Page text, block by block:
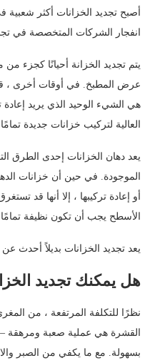
أصبح تجديد الخزانات أكثر شعبية
انفجار الشركات المتخصصة في
يتم تجديد الخزانة أحيانًا كجزء
عرض المطبخ. في أوقات أخرى ،
هي الشيء الوحيد الذي يريد إعادة
العالية لتركيب خزانات جديدة
يعد دهان الخزانات إحدى الطرق
الموجودة. في حين أن خزانات
أو إعادة تركيبها ، إلا أنها قد
الأسطح يجب أن تكون نظيفة
يعد تجديد الخزانات بديلاً أحدث عن
هل يمكنك تجديد
نظرًا للتكلفة المرتفعة ، من
القشرة هي عملية صعبة ومرهقة
بسهولة. مع ما يكفي من الصبر